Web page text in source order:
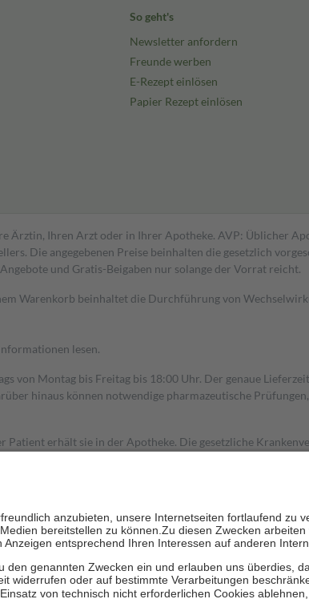
So geht's
Newsletter anfordern
Freunde werben
E-Rezept einlösen
Papier Rezept einlösen
Ärztin, Ihren Arzt oder in Ihrer Apotheke. AVP: Üblicher
Die angegebenen Preise beinhalten die gesetzlich
und Gratis-Beigaben nur solange der Vorrat reicht.
Warenkorb beinhaltet die Durchführung von
lesen.
von Montag bis Freitag bis 18:00 Uhr. Der genaue
hinaus können notwendige pharmazeutische
erhält sie in der Apotheke. Die gesetzliche
der Kosten sowie zehn Euro je Verordnung.
besondere Stellung der Familie zu unterstützen, fallen